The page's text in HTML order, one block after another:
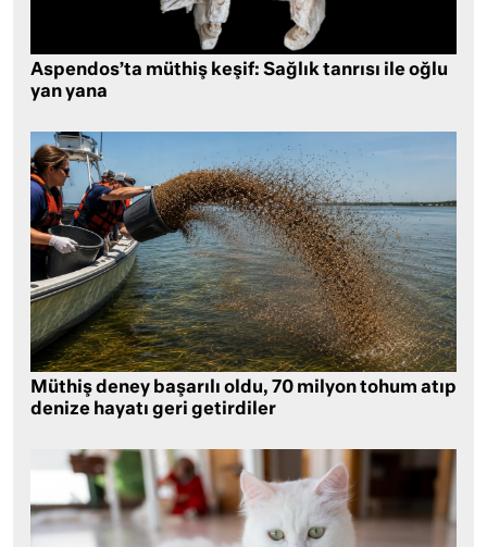
Aspendos’ta müthiş keşif: Sağlık tanrısı ile oğlu
yan yana
Müthiş deney başarılı oldu, 70 milyon tohum atıp
denize hayatı geri getirdiler